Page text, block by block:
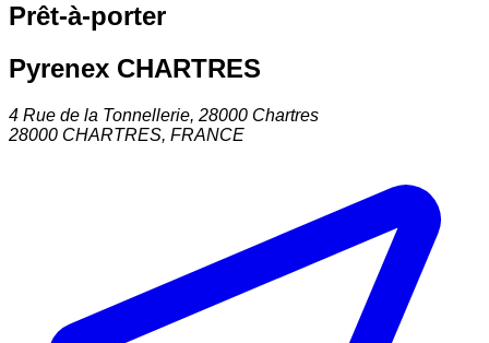
Prêt-à-porter
Pyrenex CHARTRES
4 Rue de la Tonnellerie, 28000 Chartres
28000 CHARTRES, FRANCE